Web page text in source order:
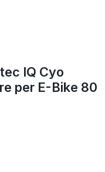
IQ Cyo
per E-Bike 80